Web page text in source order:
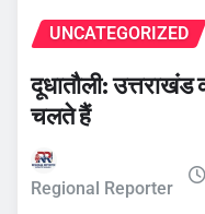
UNCATEGORIZED
दूधातौली: उत्तराखंड
चलते हैं
Regional Reporter